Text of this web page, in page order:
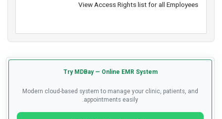
View Access Rights list for all Employees
Try MDBay — Online EMR System
Modern cloud-based system to manage your clinic, patients, and
appointments easily.